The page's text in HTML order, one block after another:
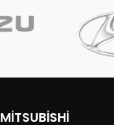
MITSUBISHI